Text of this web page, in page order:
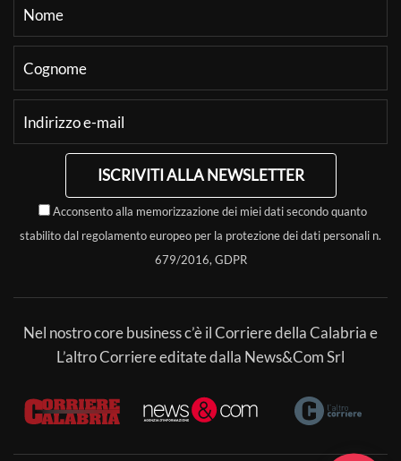
ISCRIVITI ALLA NEWSLETTER
Acconsento alla memorizzazione dei miei dati secondo quanto
stabilito dal regolamento europeo per la protezione dei dati personali n.
679/2016, GDPR
Nel nostro core business c’è il Corriere della Calabria e
L’altro Corriere editate dalla News&Com Srl